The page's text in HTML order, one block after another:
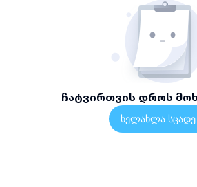
ჩატვირთვის დროს
ხელახლა სცადე